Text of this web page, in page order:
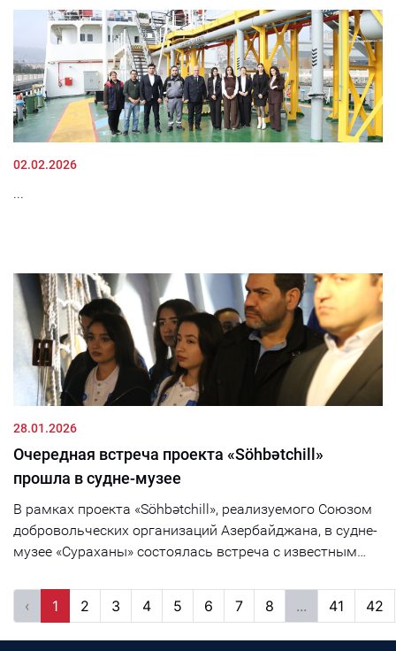
программирования «Maestro School», а также молодые
изобретатели и активисты, интересующиеся
технологиями....
02.02.2026
...
28.01.2026
Очередная встреча проекта «Söhbətchill»
прошла в судне-музее
В рамках проекта «Söhbətchill», реализуемого Союзом
добровольческих организаций Азербайджана, в судне-
музее «Сураханы» состоялась встреча с известным
‹ 1 2 3 4 5 6 7 8 ... 41 42